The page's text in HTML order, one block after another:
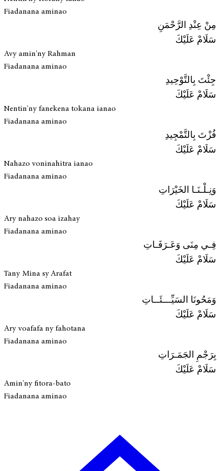
Fiadanana aminao
مِنْ عِنْدِ الرَّحْمَنِ
سَلَامْ عَلَيْكَ
Avy amin'ny Rahman
Fiadanana aminao
جِئْتَ بِالتَّوْحِيدِ
سَلَامْ عَلَيْكَ
Nentin'ny fanekena tokana ianao
Fiadanana aminao
فُزْتَ بِالتَّمْجِيدِ
سَلَامْ عَلَيْكَ
Nahazo voninahitra ianao
Fiadanana aminao
وَنِـلْـنَـا الخَيْرَاتِ
سَلَامْ عَلَيْكَ
Ary nahazo soa izahay
Fiadanana aminao
فِـي مِنَى وَعَـرَفَـاتِ
سَلَامْ عَلَيْكَ
Tany Mina sy Arafat
Fiadanana aminao
وَمَحُونَا السَيِّـــئَــاتِ
سَلَامْ عَلَيْكَ
Ary voafafa ny fahotana
Fiadanana aminao
بِرَجْمِ الجَمَـرَاتِ
سَلَامْ عَلَيْكَ
Amin'ny fitora-bato
Fiadanana aminao